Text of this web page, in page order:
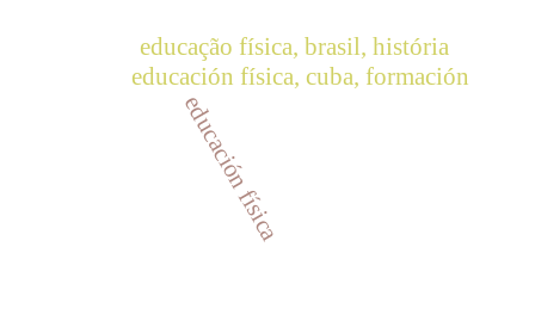
educación física
educación física, cuba, formación
educação física, brasil, história